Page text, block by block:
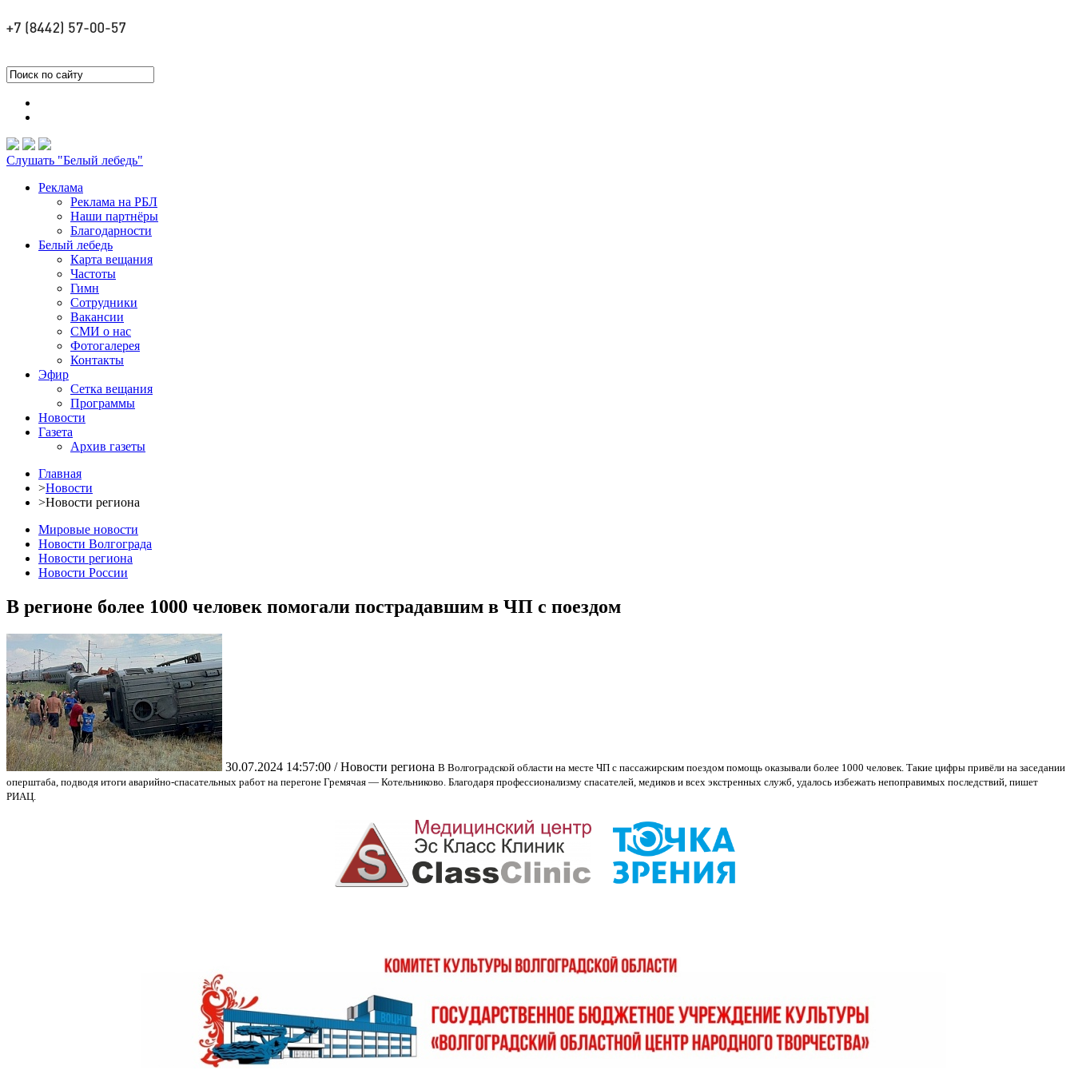
Слушать "Белый лебедь"
Реклама
Реклама на РБЛ
Наши партнёры
Благодарности
Белый лебедь
Карта вещания
Частоты
Гимн
Сотрудники
Вакансии
СМИ о нас
Фотогалерея
Контакты
Эфир
Сетка вещания
Программы
Новости
Газета
Архив газеты
Главная
>Новости
>Новости региона
Мировые новости
Новости Волгограда
Новости региона
Новости России
В регионе более 1000 человек помогали пострадавшим в ЧП с поездом
30.07.2024 14:57:00 / Новости региона В Волгоградской области на месте ЧП с пассажирским поездом помощь оказывали более 1000 человек. Такие цифры привёли на заседании
оперштаба, подводя итоги аварийно-спасательных работ на перегоне Гремячая — Котельниково. Благодаря профессионализму спасателей, медиков и всех экстренных служб, удалось избежать непоправимых последствий, пишет
РИАЦ